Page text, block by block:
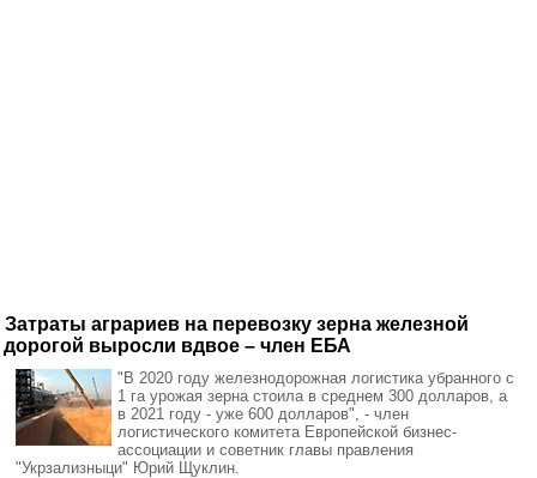
Затраты аграриев на перевозку зерна железной
дорогой выросли вдвое – член ЕБА
"В 2020 году железнодорожная логистика убранного с
1 га урожая зерна стоила в среднем 300 долларов, а
в 2021 году - уже 600 долларов", - член
логистического комитета Европейской бизнес-
ассоциации и советник главы правления
"Укрзализныци" Юрий Щуклин.